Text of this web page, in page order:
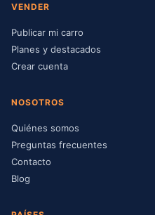
VENDER
Publicar mi carro
Planes y destacados
Crear cuenta
NOSOTROS
Quiénes somos
Preguntas frecuentes
Contacto
Blog